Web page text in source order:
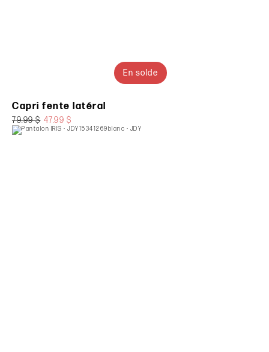
En solde
Capri fente latéral
79.99 $ 47.99 $